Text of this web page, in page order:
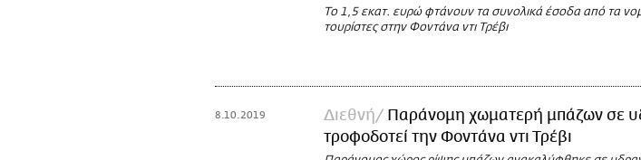
Το 1,5 εκατ. ευρώ φτάνουν τα συνολικά έσοδα από τα
τουρίστες στην Φοντάνα ντι Τρέβι
8.10.2019 Διεθνή
Παράνομη χωματερή μπάζων σε
τροφοδοτεί την Φοντάνα ντι Τρέβι